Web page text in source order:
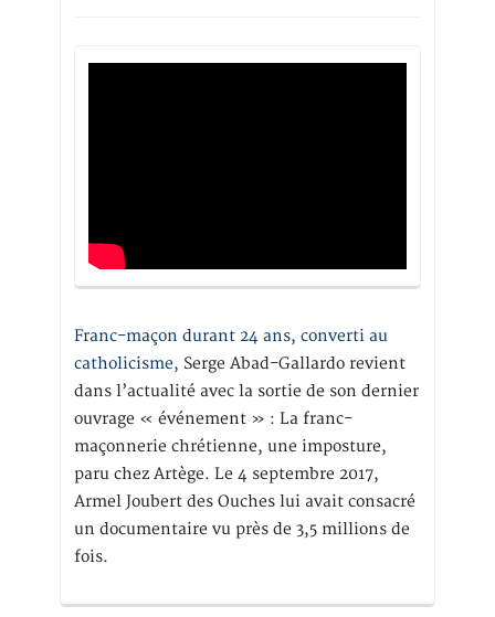
Franc-maçon durant 24 ans, converti au
catholicisme, Serge Abad-Gallardo revient
dans l’actualité avec la sortie de son dernier
ouvrage « événement » : La franc-
maçonnerie chrétienne, une imposture,
paru chez Artège. Le 4 septembre 2017,
Armel Joubert des Ouches lui avait consacré
un documentaire vu près de 3,5 millions de
fois.